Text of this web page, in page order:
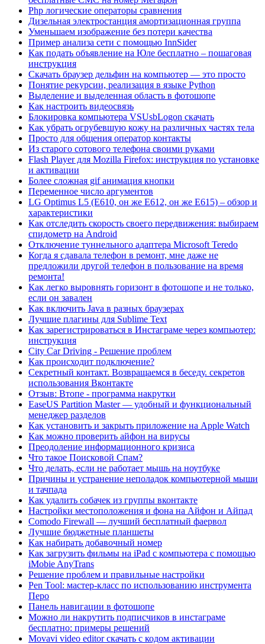
Php логические операторы сравнения
Дизельная электростанция амортизационная группа
Уменьшаем изображение без потери качества
Пример анализа сети с помощью InnSider
Как подать объявление на Юле бесплатно – пошаговая
инструкция
Скачать браузер дельфин на компьютер — это просто
Понятие рекурсии, реализация в языке Python
Выделение и выделенная область в фотошопе
Как настроить видеосвязь
Блокировка компьютера VSUsbLogon скачать
Как убрать огрубевшую кожу на различных частях тела
Просто для общения оператор контакты
Из старого сотового телефона своими руками
Flash Player для Mozilla Firefox: инструкция по установке
и активации
Более сложная gif анимация кнопки
Переменное число аргументов
LG Optimus L5 (E610, он же E612, он же E615) – обзор и
характеристики
Как отследить скорость своего передвижения: выбираем
спидометр на Android
Отключение туннельного адаптера Microsoft Teredo
Когда я сдавала телефон в ремонт, мне даже не
предложили другой телефон в пользование на время
ремонта!
Как легко выровнять горизонт в фотошопе и не только,
если он завален
Как включить Java в разных браузерах
Лучшие плагины для Sublime Text
Как зарегистрироваться в Инстаграме через компьютер:
инструкция
City Car Driving - Решение проблем
Как происходит подключение?
Секретный контакт. Возвращаемся в беседу. секретов
использования Вконтакте
Отзыв: Втопе - программа накрутки
EaseUS Partition Master — удобный и функциональный
менеджер разделов
Как установить и закрыть приложение на Apple Watch
Как можно проверить айфон на вирусы
Преодоление информационного кризиса
Что такое Поисковой Спам?
Что делать, если не работает мышь на ноутбуке
Причины и устранение неполадок компьютерной мыши
и тачпада
Как удалить собачек из группы вконтакте
Настройки местоположения и фона на Айфон и Айпад
Comodo Firewall — лучший бесплатный фаервол
Лучшие бюджетные планшеты
Как набирать добавочный номер
Как загрузить фильмы на iPad с компьютера с помощью
iMobie AnyTrans
Решение проблем и правильные настройки
Pen Tool: мастер-класс по использованию инструмента
Перо
Панель навигации в фотошопе
Можно ли накрутить подписчиков в инстаграме
бесплатно: примеры решений
Movavi video editor скачать с кодом активации